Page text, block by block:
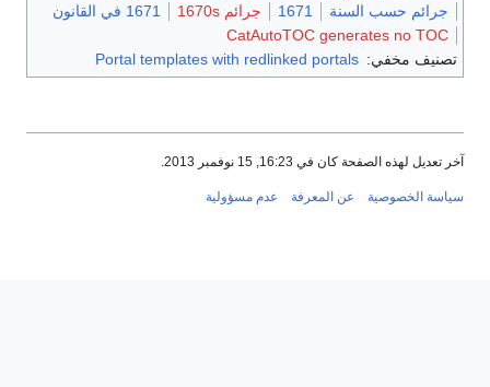
جرائم حسب السنة
1671 جرائم 1670s
1671 في القانون
CatAutoTOC generates no TOC
تصنيف مخفي: Portal templates with redlinked portals
آخر تعديل لهذه الصفحة كان في 16:23, 15 نوفمبر 2013.
سياسة الخصوصية عن المعرفة عدم مسؤولية